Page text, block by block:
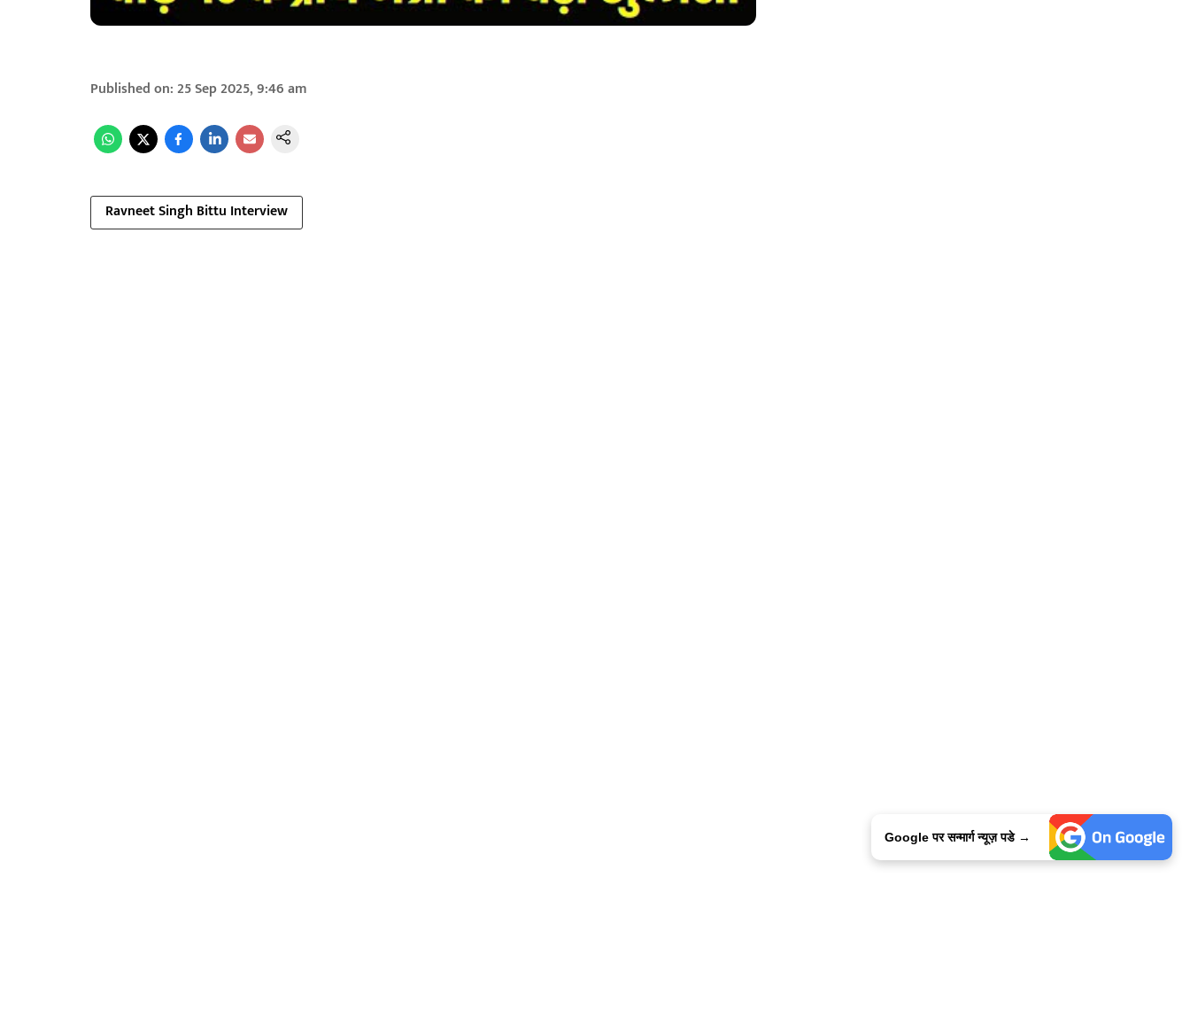
Published on:25 Sep 2025, 9:46 am
Ravneet Singh Bittu Interview
Google पर सन्मार्ग न्यूज़ पडे →